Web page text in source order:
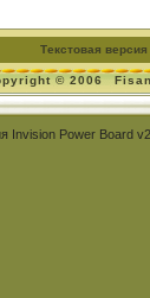
Текстовая версия
© 2006
Invision Power Board